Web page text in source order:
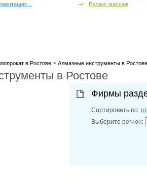
Релакс массаж
в Ростове> Алмазные инструменты в Ростове
в Ростове
Фирмы
Сортировать по:
Выберите регион: